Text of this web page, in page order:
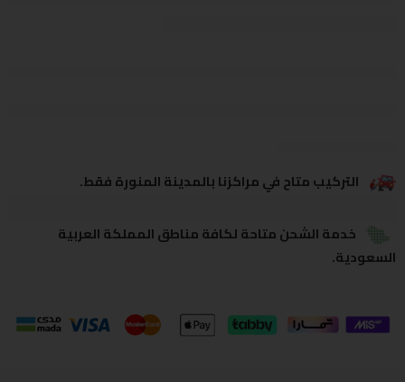
التركيب متاح في مراكزنا بالمدينة المنورة فقط.
خدمة الشحن متاحة لكافة مناطق المملكة العربية
السعودية.